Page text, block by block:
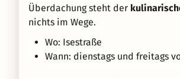
Überdachung steht der
nichts im Wege.
Wo: Isestraße
Wann: dienstags und freitags